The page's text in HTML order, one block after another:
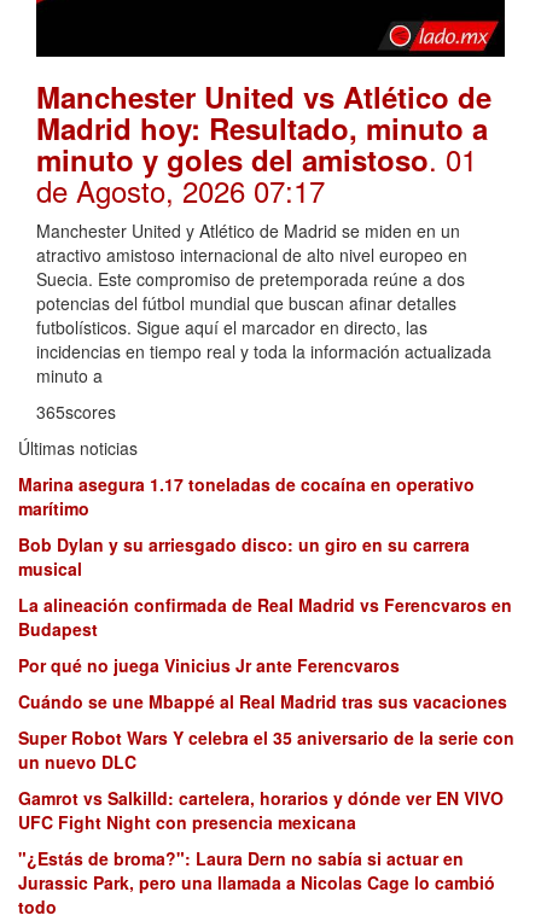
Manchester United vs Atlético de
Madrid hoy: Resultado, minuto a
minuto y goles del amistoso. 01
de Agosto, 2026 07:17
Manchester United y Atlético de Madrid se miden en un
atractivo amistoso internacional de alto nivel europeo en
Suecia. Este compromiso de pretemporada reúne a dos
potencias del fútbol mundial que buscan afinar detalles
futbolísticos. Sigue aquí el marcador en directo, las
incidencias en tiempo real y toda la información actualizada
minuto a
365scores
Últimas noticias
Marina asegura 1.17 toneladas de cocaína en operativo
marítimo
Bob Dylan y su arriesgado disco: un giro en su carrera
musical
La alineación confirmada de Real Madrid vs Ferencvaros en
Budapest
Por qué no juega Vinicius Jr ante Ferencvaros
Cuándo se une Mbappé al Real Madrid tras sus vacaciones
Super Robot Wars Y celebra el 35 aniversario de la serie con
un nuevo DLC
Gamrot vs Salkilld: cartelera, horarios y dónde ver EN VIVO
UFC Fight Night con presencia mexicana
"¿Estás de broma?": Laura Dern no sabía si actuar en
Jurassic Park, pero una llamada a Nicolas Cage lo cambió
todo